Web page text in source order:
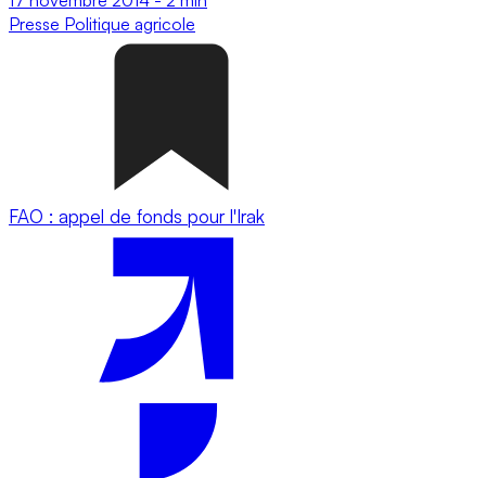
Presse Politique agricole
FAO : appel de fonds pour l'Irak